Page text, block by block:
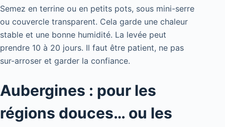
Semez en terrine ou en petits pots, sous mini-serre
ou couvercle transparent. Cela garde une chaleur
stable et une bonne humidité. La levée peut
prendre 10 à 20 jours. Il faut être patient, ne pas
sur-arroser et garder la confiance.
Aubergines : pour les
régions douces… ou les